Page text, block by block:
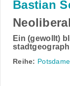
Bastian
Ein (gewollt)
Reihe: